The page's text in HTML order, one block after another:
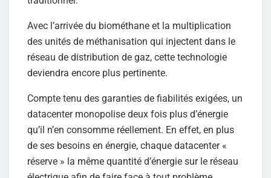
Avec l’arrivée du biométhane et la multiplication
des unités de méthanisation qui injectent dans le
réseau de distribution de gaz, cette technologie
deviendra encore plus pertinente.
Compte tenu des garanties de fiabilités exigées, un
datacenter monopolise deux fois plus d’énergie
qu’il n’en consomme réellement. En effet, en plus
de ses besoins en énergie, chaque datacenter «
réserve » la même quantité d’énergie sur le réseau